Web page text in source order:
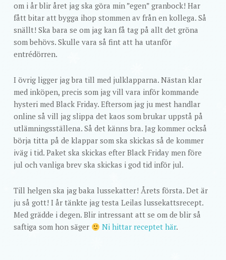
om i år blir året jag ska göra min ”egen” granbock! Har
fått bitar att bygga ihop stommen av från en kollega. Så
snällt! Ska bara se om jag kan få tag på allt det gröna
som behövs. Skulle vara så fint att ha utanför
entrédörren.
I övrig ligger jag bra till med julklapparna. Nästan klar
med inköpen, precis som jag vill vara inför kommande
hysteri med Black Friday. Eftersom jag ju mest handlar
online så vill jag slippa det kaos som brukar uppstå på
utlämningsställena. Så det känns bra. Jag kommer också
börja titta på de klappar som ska skickas så de kommer
iväg i tid. Paket ska skickas efter Black Friday men före
jul och vanliga brev ska skickas i god tid inför jul.
Till helgen ska jag baka lussekatter! Årets första. Det är
ju så gott! I år tänkte jag testa Leilas lussekattsrecept.
Med grädde i degen. Blir intressant att se om de blir så
saftiga som hon säger
Ni hittar receptet här.